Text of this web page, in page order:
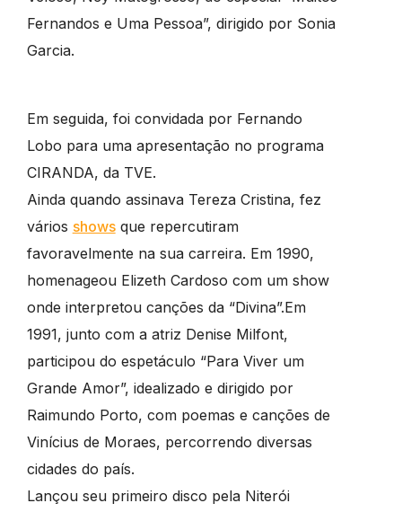
Fernandos e Uma Pessoa”, dirigido por Sonia
Garcia.
Em seguida, foi convidada por Fernando
Lobo para uma apresentação no programa
CIRANDA, da TVE.
Ainda quando assinava Tereza Cristina, fez
vários showsque repercutiram
favoravelmente na sua carreira. Em 1990,
homenageou Elizeth Cardoso com um show
onde interpretou canções da “Divina”.Em
1991, junto com a atriz Denise Milfont,
participou do espetáculo “Para Viver um
Grande Amor”, idealizado e dirigido por
Raimundo Porto, com poemas e canções de
Vinícius de Moraes, percorrendo diversas
cidades do país.
Lançou seu primeiro disco pela Niterói